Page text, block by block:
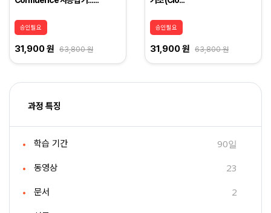
승인필요
31,900 원 63,800 원
승인필요
31,900 원 63,800 원
과정 특징
학습 기간 90일
동영상 23
문서 2